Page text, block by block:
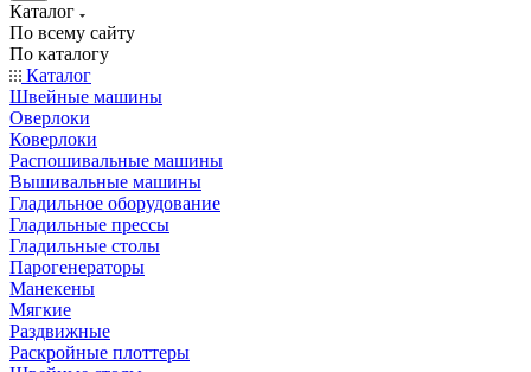
Каталог
По всему сайту
По каталогу
Каталог
Швейные машины
Оверлоки
Коверлоки
Распошивальные машины
Вышивальные машины
Гладильное оборудование
Гладильные прессы
Гладильные столы
Парогенераторы
Манекены
Мягкие
Раздвижные
Раскройные плоттеры